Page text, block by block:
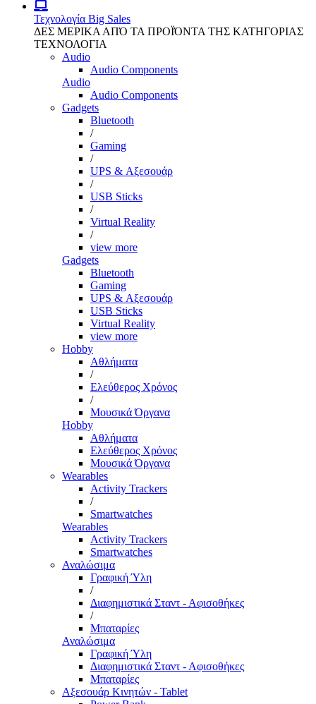
Τεχνολογία Big Sales
ΔΕΣ ΜΕΡΙΚΑ ΑΠΌ ΤΑ ΠΡΟΪΌΝΤΑ ΤΗΣ ΚΑΤΗΓΟΡΙΑΣ
ΤΕΧΝΟΛΟΓΙΑ
Audio
Audio Components
Audio
Audio Components
Gadgets
Bluetooth
/
Gaming
/
UPS & Αξεσουάρ
/
USB Sticks
/
Virtual Reality
/
view more
Gadgets
Bluetooth
Gaming
UPS & Αξεσουάρ
USB Sticks
Virtual Reality
view more
Hobby
Αθλήματα
/
Ελεύθερος Χρόνος
/
Μουσικά Όργανα
Hobby
Αθλήματα
Ελεύθερος Χρόνος
Μουσικά Όργανα
Wearables
Activity Trackers
/
Smartwatches
Wearables
Activity Trackers
Smartwatches
Αναλώσιμα
Γραφική Ύλη
/
Διαφημιστικά Σταντ - Αφισοθήκες
/
Μπαταρίες
Αναλώσιμα
Γραφική Ύλη
Διαφημιστικά Σταντ - Αφισοθήκες
Μπαταρίες
Αξεσουάρ Κινητών - Tablet